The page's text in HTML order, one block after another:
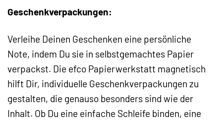
Geschenkverpackungen:
Verleihe Deinen Geschenken eine persönliche
Note, indem Du sie in selbstgemachtes Papier
verpackst. Die efco Papierwerkstatt magnetisch
hilft Dir, individuelle Geschenkverpackungen zu
gestalten, die genauso besonders sind wie der
Inhalt. Ob Du eine einfache Schleife binden, eine